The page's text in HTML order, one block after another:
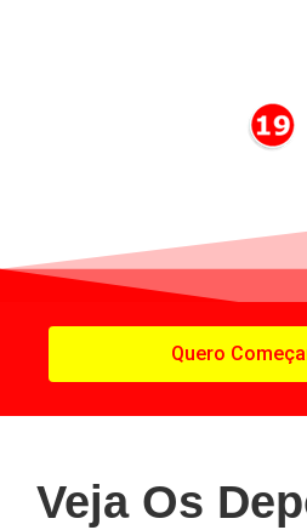
Quero
Veja Os